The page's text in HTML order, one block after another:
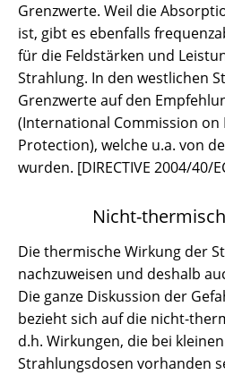
Grenzwerte. Weil die
ist, gibt es ebenfalls
für die Feldstärken und
Strahlung. In den westlichen
Grenzwerte auf den
(International Commission on
Protection), welche u.a. von
wurden. [DIRECTIVE 2004/40/
Nicht-
Die thermische Wirkung der
nachzuweisen und deshalb
Die ganze Diskussion der
bezieht sich auf die nicht-
d.h. Wirkungen, die bei
Strahlungsdosen vorhanden